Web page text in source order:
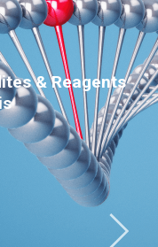
& Reagents